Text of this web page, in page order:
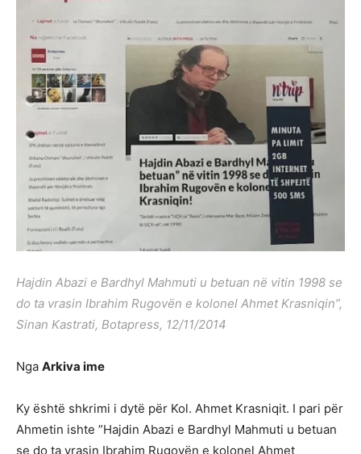
Hajdin Abazi e Bardhyl Mahmuti u betuan në vitin 1998 se
do ta vrasin Ibrahim Rugovën e kolonel Ahmet Krasniqin”,
Sinan Kastrati, Botapress, 12/11/2014
Nga Arkiva ime
Ky është shkrimi i dytë për Kol. Ahmet Krasniqit. I pari për
Ahmetin ishte ”Hajdin Abazi e Bardhyl Mahmuti u betuan
se do ta vrasin Ibrahim Rugovën e kolonel Ahmet